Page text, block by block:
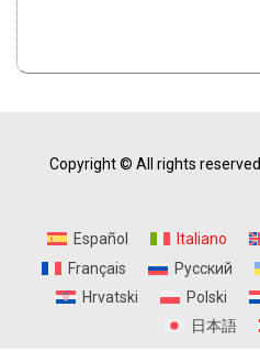
Copyright © All rights reserved.
Español Italiano
Français
Русский
Hrvatski
Polski
日本語